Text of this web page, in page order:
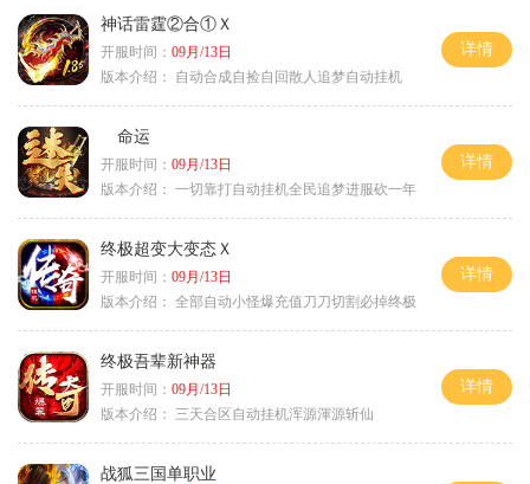
神话雷霆②合①Ｘ
开服时间： 09月/13日
版本介绍：
自动合成自捡自回散人追梦自动挂机
详情
命运
开服时间： 09月/13日
版本介绍： 一切靠打自动挂机全民追梦进服砍一年
详情
终极超变大变态Ｘ
开服时间： 09月/13日
版本介绍： 全部自动小怪爆充值刀刀切割必掉终极
详情
终极吾辈新神器
开服时间： 09月/13日
版本介绍：
三天合区自动挂机浑源渾源斩仙
详情
战狐三国单职业